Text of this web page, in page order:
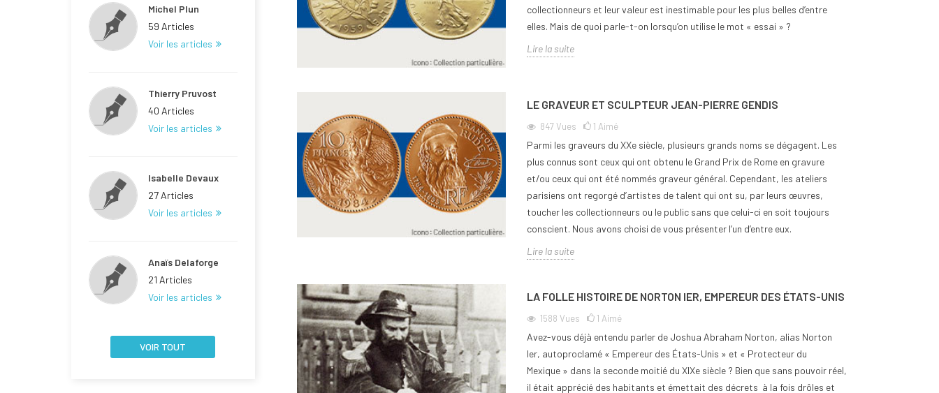
Michel Plun
59 Articles
Voir les articles
Thierry Pruvost
40 Articles
Voir les articles
Isabelle Devaux
27 Articles
Voir les articles
Anaïs Delaforge
21 Articles
Voir les articles
VOIR TOUT
collectionneurs et leur valeur est inestimable pour les plus belles d’entre
elles. Mais de quoi parle-t-on lorsqu’on utilise le mot « essai » ?
Lire la suite
LE GRAVEUR ET SCULPTEUR JEAN-PIERRE GENDIS
847Vues 1 Aimé
Parmi les graveurs du XXe siècle, plusieurs grands noms se dégagent. Les
plus connus sont ceux qui ont obtenu le Grand Prix de Rome en gravure
et/ou ceux qui ont été nommés graveur général. Cependant, les ateliers
parisiens ont regorgé d’artistes de talent qui ont su, par leurs œuvres,
toucher les collectionneurs ou le public sans que celui-ci en soit toujours
conscient. Nous avons choisi de vous présenter l’un d’entre eux.
Lire la suite
LA FOLLE HISTOIRE DE NORTON IER, EMPEREUR DES ÉTATS-UNIS
1588 Vues 1 Aimé
Avez-vous déjà entendu parler de Joshua Abraham Norton, alias Norton
Ier, autoproclamé « Empereur des États-Unis » et « Protecteur du
Mexique » dans la seconde moitié du XIXe siècle ? Bien que sans pouvoir réel,
il était apprécié des habitants et émettait des décrets à la fois drôles et